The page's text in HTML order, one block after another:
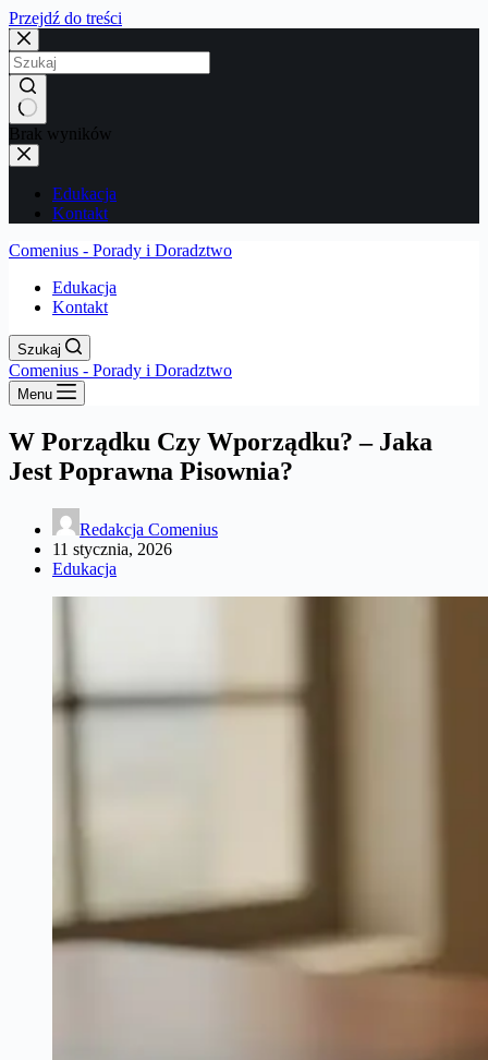
Przejdź do treści
Brak wyników
Edukacja
Kontakt
Comenius - Porady i Doradztwo
Edukacja
Kontakt
Szukaj
Comenius - Porady i Doradztwo
Menu
W Porządku Czy Wporządku? – Jaka
Jest Poprawna Pisownia?
Redakcja Comenius
11 stycznia, 2026
Edukacja